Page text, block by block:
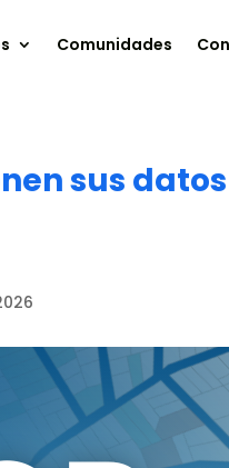
Comunidades
sus